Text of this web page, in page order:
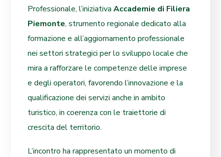
Professionale, l’iniziativaAccademie di Filiera
Piemonte, strumento regionale dedicato alla
formazione e all’aggiornamento professionale
nei settori strategici per lo sviluppo locale che
mira a rafforzare le competenze delle imprese
e degli operatori, favorendo l’innovazione e la
qualificazione dei servizi anche in ambito
turistico, in coerenza con le traiettorie di
crescita del territorio.
L’incontro ha rappresentato un momento di